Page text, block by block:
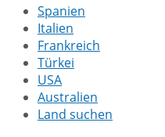
Spanien
Italien
Frankreich
Türkei
USA
Australien
Land suchen